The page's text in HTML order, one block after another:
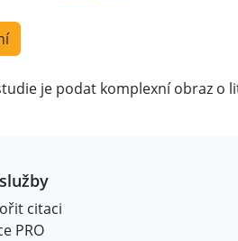
je podat komplexní obraz o
citaci
PRO